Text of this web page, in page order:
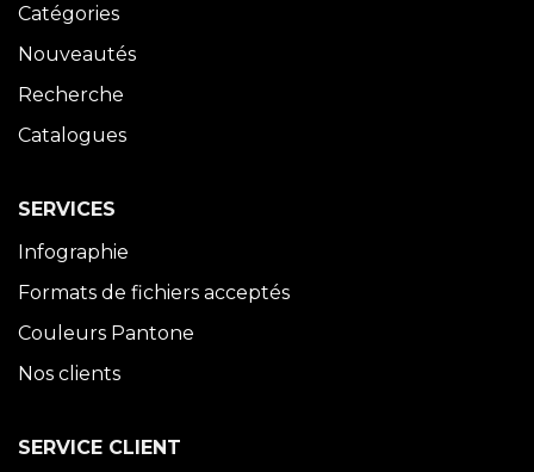
Catégories
Nouveautés
Recherche
Catalogues
SERVICES
Infographie
Formats de fichiers acceptés
Couleurs Pantone
Nos clients
SERVICE CLIENT